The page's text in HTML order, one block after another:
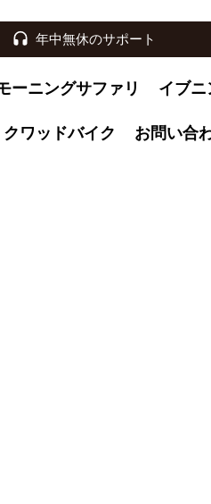
年中無休のサポート
トラ